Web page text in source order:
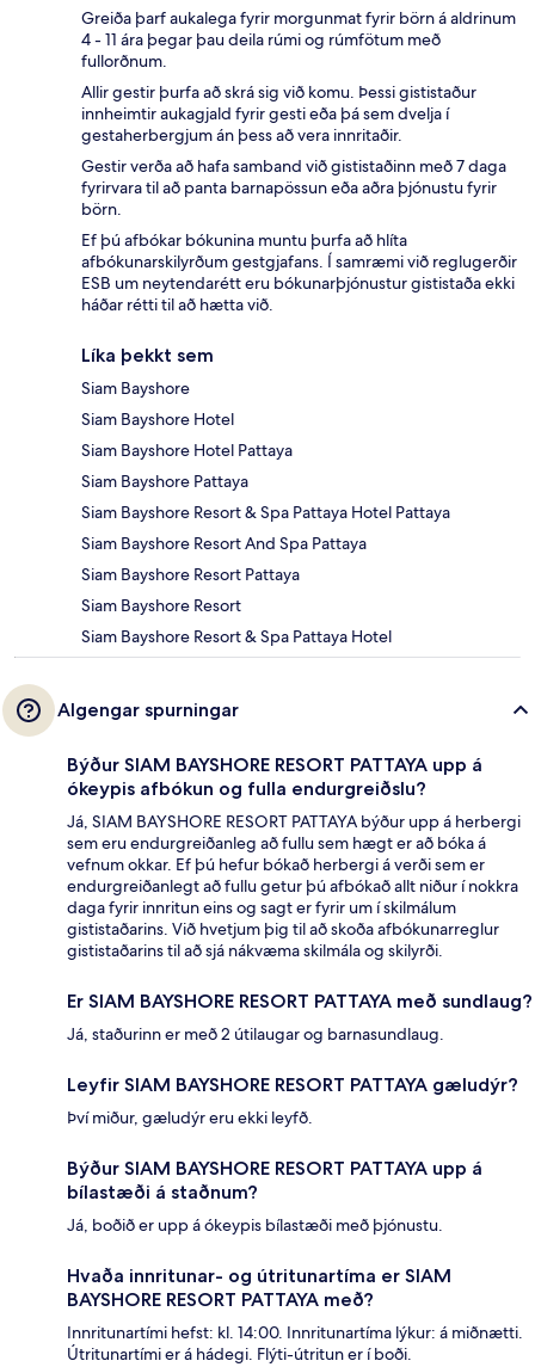
Greiða þarf aukalega fyrir morgunmat fyrir börn á aldrinum
4 - 11 ára þegar þau deila rúmi og rúmfötum með
fullorðnum.
Allir gestir þurfa að skrá sig við komu. Þessi gististaður
innheimtir aukagjald fyrir gesti eða þá sem dvelja í
gestaherbergjum án þess að vera innritaðir.
Gestir verða að hafa samband við gististaðinn með 7 daga
fyrirvara til að panta barnapössun eða aðra þjónustu fyrir
börn.
Ef þú afbókar bókunina muntu þurfa að hlíta
afbókunarskilyrðum gestgjafans. Í samræmi við reglugerðir
ESB um neytendarétt eru bókunarþjónustur gististaða ekki
háðar rétti til að hætta við.
Líka þekkt sem
Siam Bayshore
Siam Bayshore Hotel
Siam Bayshore Hotel Pattaya
Siam Bayshore Pattaya
Siam Bayshore Resort & Spa Pattaya Hotel Pattaya
Siam Bayshore Resort And Spa Pattaya
Siam Bayshore Resort Pattaya
Siam Bayshore Resort
Siam Bayshore Resort & Spa Pattaya Hotel
Algengar spurningar
Býður SIAM BAYSHORE RESORT PATTAYA upp á
ókeypis afbókun og fulla endurgreiðslu?
Já, SIAM BAYSHORE RESORT PATTAYA býður upp á herbergi
sem eru endurgreiðanleg að fullu sem hægt er að bóka á
vefnum okkar. Ef þú hefur bókað herbergi á verði sem er
endurgreiðanlegt að fullu getur þú afbókað allt niður í nokkra
daga fyrir innritun eins og sagt er fyrir um í skilmálum
gististaðarins. Við hvetjum þig til að skoða afbókunarreglur
gististaðarins til að sjá nákvæma skilmála og skilyrði.
Er SIAM BAYSHORE RESORT PATTAYA með sundlaug?
Já, staðurinn er með 2 útilaugar og barnasundlaug.
Leyfir SIAM BAYSHORE RESORT PATTAYA gæludýr?
Því miður, gæludýr eru ekki leyfð.
Býður SIAM BAYSHORE RESORT PATTAYA upp á
bílastæði á staðnum?
Já, boðið er upp á ókeypis bílastæði með þjónustu.
Hvaða innritunar- og útritunartíma er SIAM
BAYSHORE RESORT PATTAYA með?
Innritunartími hefst: kl. 14:00. Innritunartíma lýkur: á miðnætti.
Útritunartími er á hádegi. Flýti-útritun er í boði.